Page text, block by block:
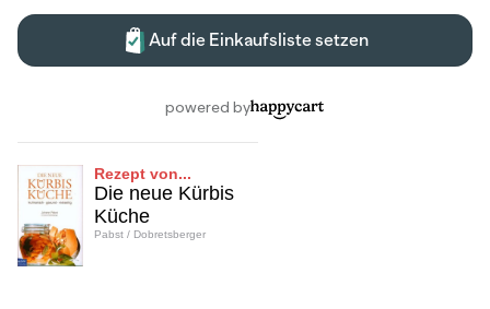
Rezept von...
Die neue Kürbis
Küche
Pabst / Dobretsberger